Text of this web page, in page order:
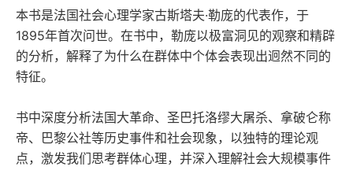
本书是法国社会心理学家古斯塔夫·勒庞的代表作，于
1895年首次问世。在书中，勒庞以极富洞见的观察和精辟
的分析，解释了为什么在群体中个体会表现出迥然不同的
特征。
书中深度分析法国大革命、圣巴托洛缪大屠杀、拿破仑称
帝、巴黎公社等历史事件和社会现象，以独特的理论观
点，激发我们思考群体心理，并深入理解社会大规模事件